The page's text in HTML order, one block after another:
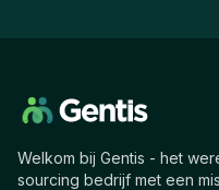
Welkom bij Gentis - het
sourcing bedrijf met een